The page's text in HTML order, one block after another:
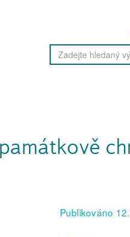
Publikováno